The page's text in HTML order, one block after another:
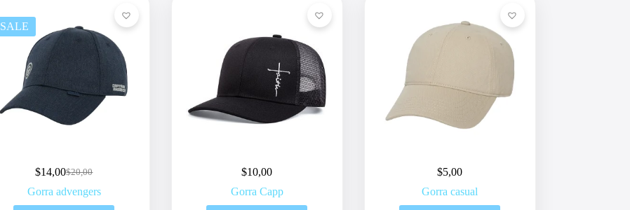
SALE
$20,00
Original
price
was:
$14,00Current
price
is:
Gorra advengers
$10,00
Gorra Capp
$5,00
Gorra casual